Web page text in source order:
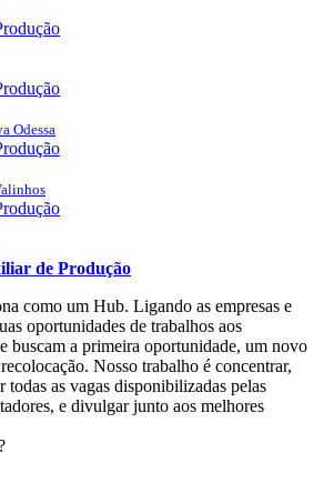
Odessa
de Produção
como um Hub. Ligando as empresas e
oportunidades de trabalhos aos
buscam a primeira oportunidade, um novo
Nosso trabalho é concentrar,
todas as vagas disponibilizadas pelas
e divulgar junto aos melhores